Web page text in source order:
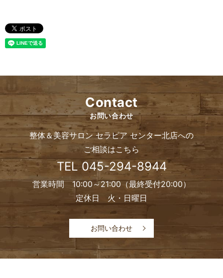
Contact
お問い合わせ
整体＆美容サロン セラピア センター北店への
ご相談はこちら
TEL045-294-8944
営業時間 10:00～21:00（最終受付20:00）
定休日 火・日曜日
お問い合わせ